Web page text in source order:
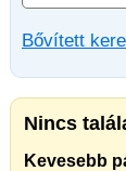
Bővített
Nincs
Kevesebb